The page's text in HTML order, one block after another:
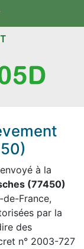
à la
(77450)
France,
par la
des
n° 2003-727